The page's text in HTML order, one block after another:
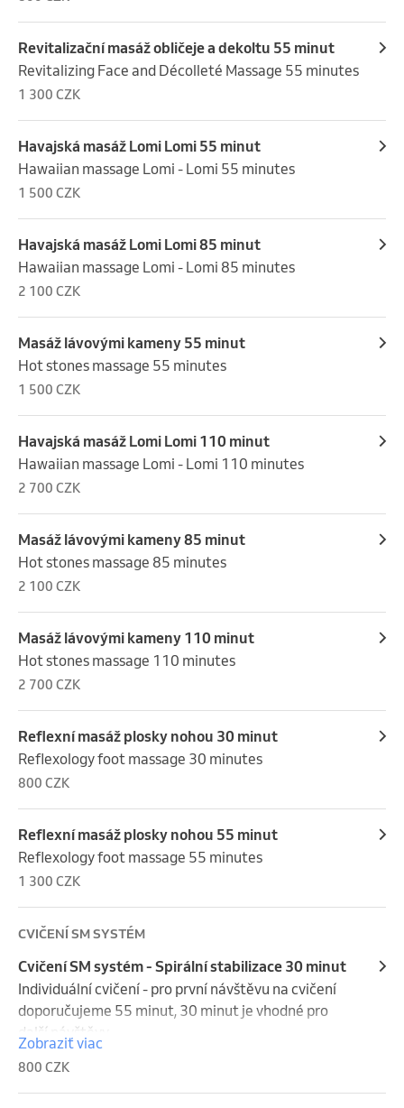
Revitalizační masáž obličeje a dekoltu 55 minut
Revitalizing Face and Décolleté Massage 55 minutes
1 300 CZK
Havajská masáž Lomi Lomi 55 minut
Hawaiian massage Lomi - Lomi 55 minutes
1 500 CZK
Havajská masáž Lomi Lomi 85 minut
Hawaiian massage Lomi - Lomi 85 minutes
2 100 CZK
Masáž lávovými kameny 55 minut
Hot stones massage 55 minutes
1 500 CZK
Havajská masáž Lomi Lomi 110 minut
Hawaiian massage Lomi - Lomi 110 minutes
2 700 CZK
Masáž lávovými kameny 85 minut
Hot stones massage 85 minutes
2 100 CZK
Masáž lávovými kameny 110 minut
Hot stones massage 110 minutes
2 700 CZK
Reflexní masáž plosky nohou 30 minut
Reflexology foot massage 30 minutes
800 CZK
Reflexní masáž plosky nohou 55 minut
Reflexology foot massage 55 minutes
1 300 CZK
CVIČENÍ SM SYSTÉM
Cvičení SM systém - Spirální stabilizace 30 minut
Individuální cvičení - pro první návštěvu na cvičení
doporučujeme 55 minut, 30 minut je vhodné pro
další návštěvy.
Zobraziť viac
800 CZK